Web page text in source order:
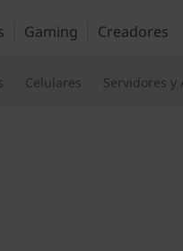
Gaming Creadores
Celulares Servidores y